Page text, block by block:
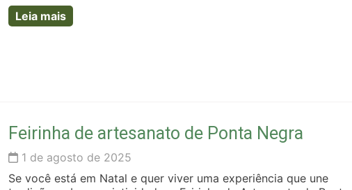
Leia mais
Feirinha de artesanato de Ponta Negra
1 de agosto de 2025
Se você está em Natal e quer viver uma experiência que une